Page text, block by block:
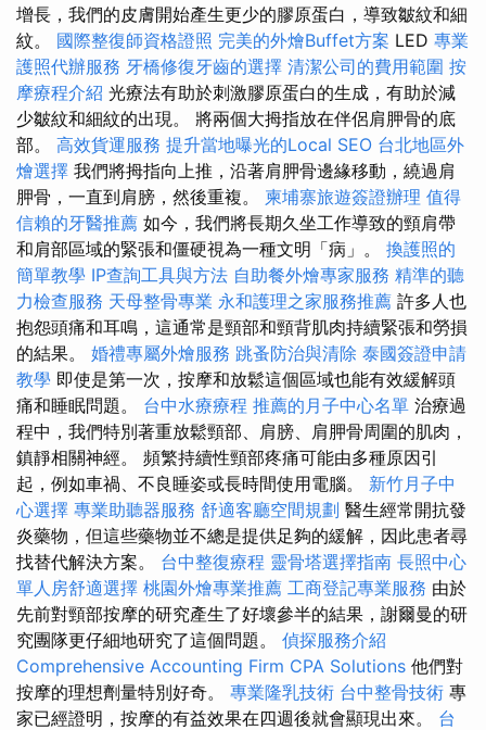
增長，我們的皮膚開始產生更少的膠原蛋白，導致皺紋和細
紋。 國際整復師資格證照 完美的外燴Buffet方案 LED 專業
護照代辦服務 牙橋修復牙齒的選擇 清潔公司的費用範圍 按
摩療程介紹 光療法有助於刺激膠原蛋白的生成，有助於減
少皺紋和細紋的出現。 將兩個大拇指放在伴侶肩胛骨的底
部。 高效貨運服務 提升當地曝光的Local SEO 台北地區外
燴選擇 我們將拇指向上推，沿著肩胛骨邊緣移動，繞過肩
胛骨，一直到肩膀，然後重複。 柬埔寨旅遊簽證辦理 值得
信賴的牙醫推薦 如今，我們將長期久坐工作導致的頸肩帶
和肩部區域的緊張和僵硬視為一種文明「病」。 換護照的
簡單教學 IP查詢工具與方法 自助餐外燴專家服務 精準的聽
力檢查服務 天母整骨專業 永和護理之家服務推薦 許多人也
抱怨頭痛和耳鳴，這通常是頸部和頸背肌肉持續緊張和勞損
的結果。 婚禮專屬外燴服務 跳蚤防治與清除 泰國簽證申請
教學 即使是第一次，按摩和放鬆這個區域也能有效緩解頭
痛和睡眠問題。 台中水療療程 推薦的月子中心名單 治療過
程中，我們特別著重放鬆頸部、肩膀、肩胛骨周圍的肌肉，
鎮靜相關神經。 頻繁持續性頸部疼痛可能由多種原因引
起，例如車禍、不良睡姿或長時間使用電腦。 新竹月子中
心選擇 專業助聽器服務 舒適客廳空間規劃 醫生經常開抗發
炎藥物，但這些藥物並不總是提供足夠的緩解，因此患者尋
找替代解決方案。 台中整復療程 靈骨塔選擇指南 長照中心
單人房舒適選擇 桃園外燴專業推薦 工商登記專業服務 由於
先前對頸部按摩的研究產生了好壞參半的結果，謝爾曼的研
究團隊更仔細地研究了這個問題。 偵探服務介紹
Comprehensive Accounting Firm CPA Solutions 他們對
按摩的理想劑量特別好奇。 專業隆乳技術 台中整骨技術 專
家已經證明，按摩的有益效果在四週後就會顯現出來。 台